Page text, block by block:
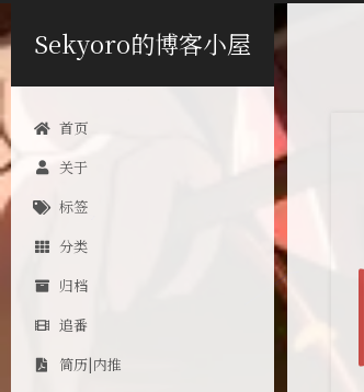
Sekyoro的博客小屋
首页
关于
标签
分类
归档
追番
简历|内推